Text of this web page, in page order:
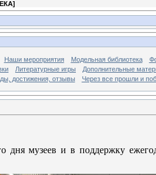
]
Наши мероприятия Модельная библиотека
Литературные игры
Дополнительные
достижения, отзывы
Через все прошли и
дня музеев и в поддержку